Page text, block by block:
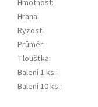
Hmotnost:
Hrana:
Ryzost:
Průměr:
Tloušťka:
Balení 1 ks.:
Balení 10 ks.: